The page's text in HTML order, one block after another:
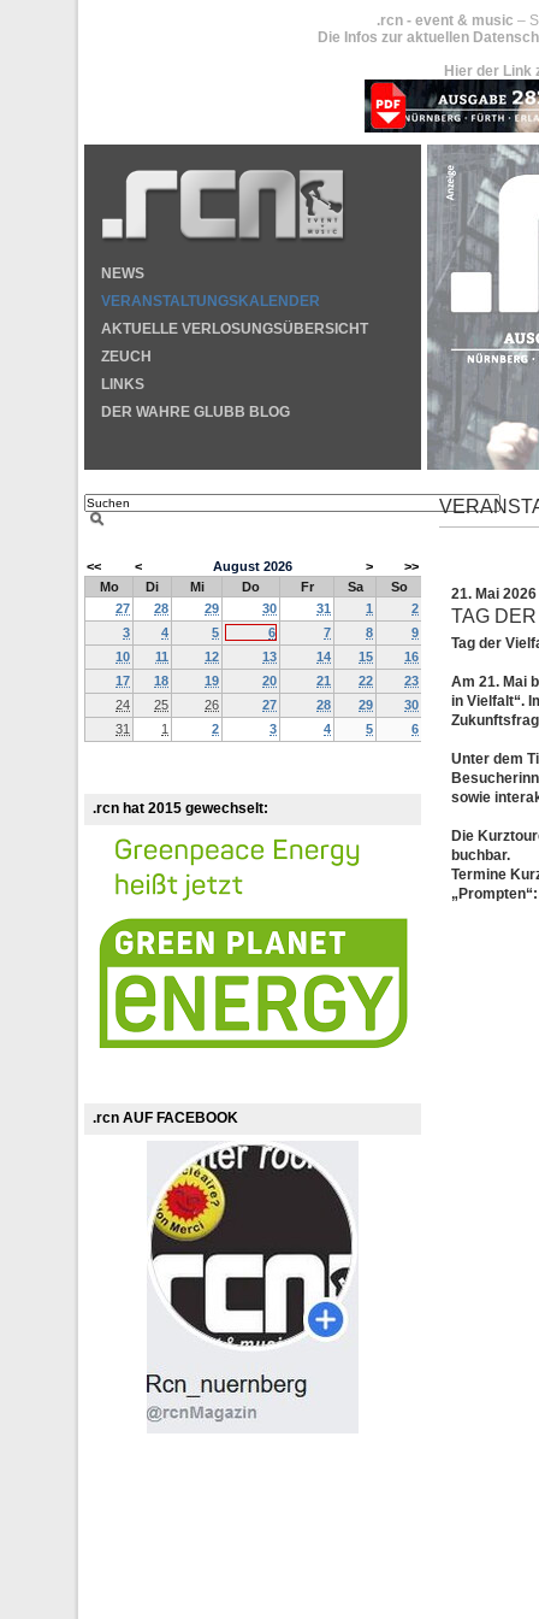
.rcn - event & music –
Die Infos zur aktuellen
Hier der Link
NEWS
VERANSTALTUNGSKALENDER
AKTUELLE VERLOSUNGSÜBERSICHT
ZEUCH
LINKS
DER WAHRE GLUBB BLOG
<< < August 2026 >
>>
Mo
Di Mi Do Fr Sa
So
27
28 29 30 31 1
2
3
4 5 6 7 8
9
10
11 12 13 14 15
16
17
18 19 20 21 22
23
24
25 26 27 28 29
30
31
1 2 3 4 5 6
.rcn hat 2015 gewechselt:
.rcn AUF FACEBOOK
21. Mai 2026
TAG
Tag der
Am 21. Mai
in Vielfalt“.
Unter dem
sowie
Die
buchbar.
Termine